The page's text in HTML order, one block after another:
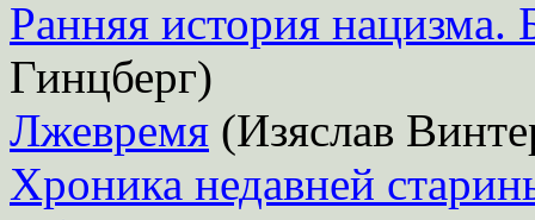
Ранняя история нацизма.
Гинцберг)
Лжевремя (Изяслав
Хроника недавней